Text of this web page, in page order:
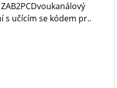
s učícím se kódem pr..